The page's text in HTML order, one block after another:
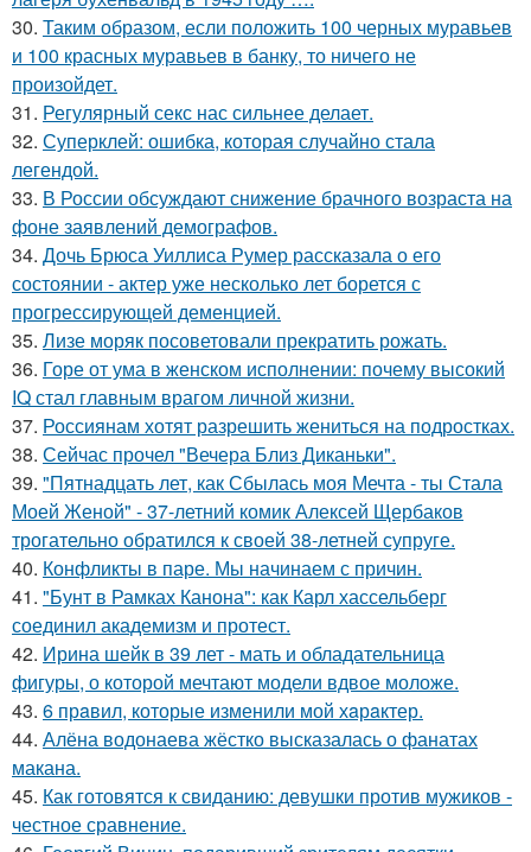
30. Таким образом, если положить 100 черных муравьев
и 100 красных муравьев в банку, то ничего не
произойдет.
31. Регулярный секс нас сильнее делает.
32. Суперклей: ошибка, которая случайно стала
легендой.
33. В России обсуждают снижение брачного возраста на
фоне заявлений демографов.
34. Дочь Брюса Уиллиса Румер рассказала о его
состоянии - актер уже несколько лет борется с
прогрессирующей деменцией.
35. Лизе моряк посоветовали прекратить рожать.
36. Горе от ума в женском исполнении: почему высокий
IQ стал главным врагом личной жизни.
37. Россиянам хотят разрешить жениться на подростках.
38. Сейчас прочел "Вечера Близ Диканьки".
39. "Пятнадцать лет, как Сбылась моя Мечта - ты Стала
Моей Женой" - 37-летний комик Алексей Щербаков
трогательно обратился к своей 38-летней супруге.
40. Конфликты в паре. Мы начинаем с причин.
41. "Бунт в Рамках Канона": как Карл хассельберг
соединил академизм и протест.
42. Ирина шейк в 39 лет - мать и обладательница
фигуры, о которой мечтают модели вдвое моложе.
43. 6 прaвил, которые изменили мой хaрaктер.
44. Алёна водонаева жёстко высказалась о фанатах
макана.
45. Как готовятся к свиданию: девушки против мужиков -
честное сравнение.